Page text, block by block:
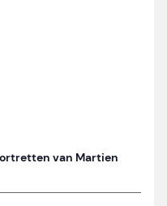
van Martien